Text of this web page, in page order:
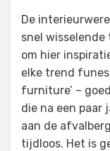
De
snel wisselende
om hier
elke trend
furniture’ –
die na een paar
aan de
tijdloos. Het is